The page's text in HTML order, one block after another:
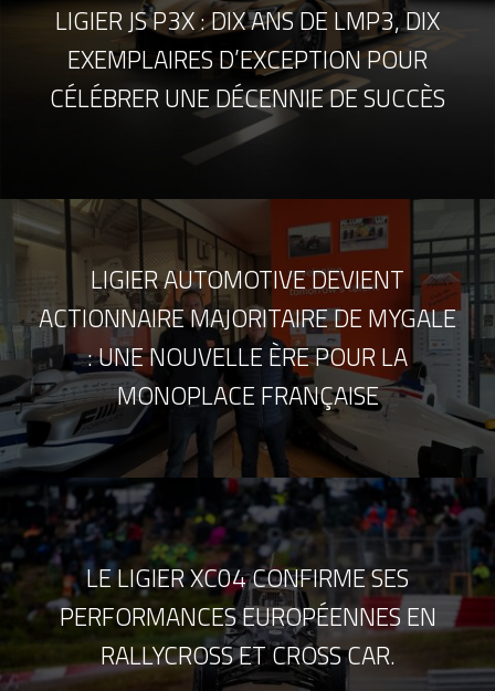
LIGIER JS P3X : DIX ANS DE LMP3, DIX
EXEMPLAIRES D’EXCEPTION POUR
CÉLÉBRER UNE DÉCENNIE DE SUCCÈS
LIGIER AUTOMOTIVE DEVIENT
ACTIONNAIRE MAJORITAIRE DE MYGALE
: UNE NOUVELLE ÈRE POUR LA
MONOPLACE FRANÇAISE
LE LIGIER XC04 CONFIRME SES
PERFORMANCES EUROPÉENNES EN
RALLYCROSS ET CROSS CAR.